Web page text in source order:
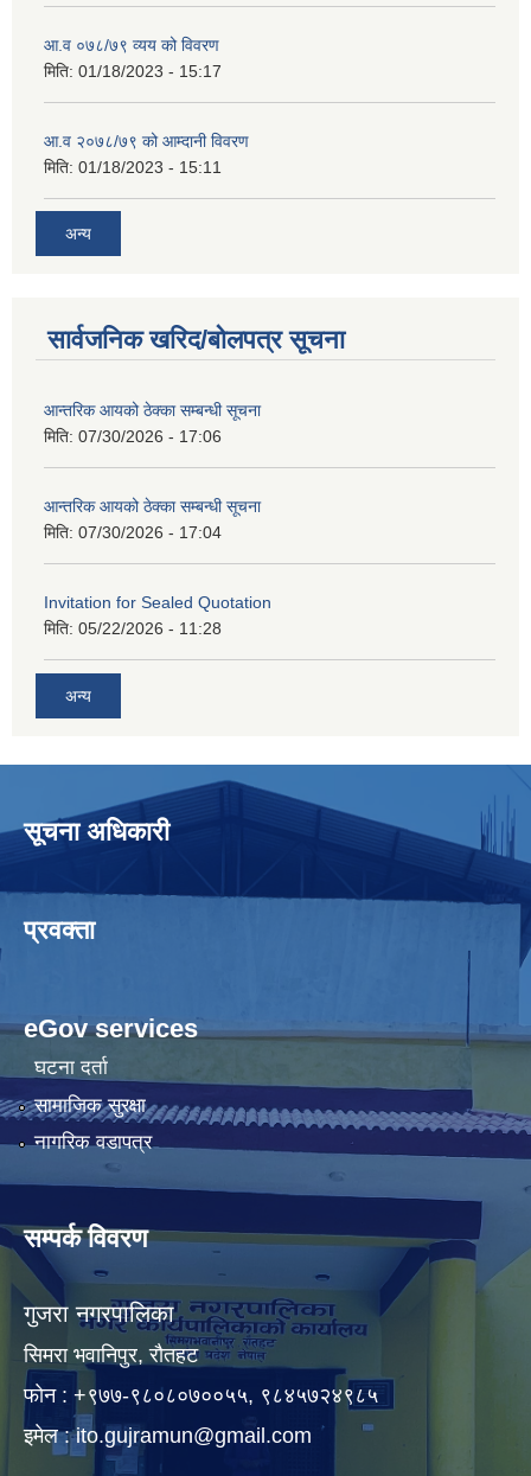
आ.व ०७८/७९ व्यय को विवरण
मिति: 01/18/2023 - 15:17
आ.व २०७८/७९ को आम्दानी विवरण
मिति: 01/18/2023 - 15:11
अन्य
सार्वजनिक खरिद/बोलपत्र सूचना
आन्तरिक आयको ठेक्का सम्बन्धी सूचना
मिति: 07/30/2026 - 17:06
आन्तरिक आयको ठेक्का सम्बन्धी सूचना
मिति: 07/30/2026 - 17:04
Invitation for Sealed Quotation
मिति: 05/22/2026 - 11:28
अन्य
सूचना अधिकारी
प्रवक्ता
eGov services
घटना दर्ता
सामाजिक सुरक्षा
नागरिक वडापत्र
सम्पर्क विवरण
गुजरा नगरपालिका
सिमरा भवानिपुर, राैतहट
फाेन : +९७७-९८०८०७००५५, ९८४५७२४९८५
इमेल :ito.gujramun@gmail.com